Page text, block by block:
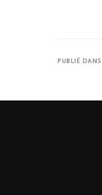
PUBLIÉ DANS